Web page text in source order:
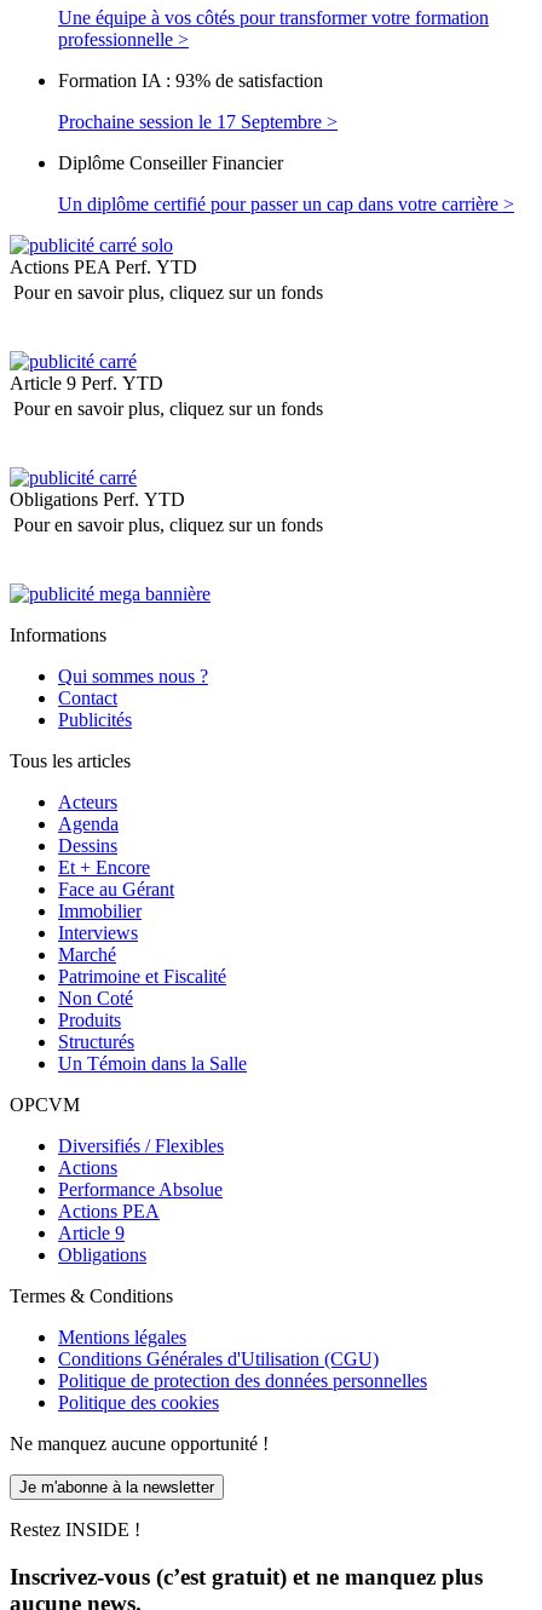
Une équipe à vos côtés pour transformer votre formation
professionnelle >
Formation IA : 93% de satisfaction
Prochaine session le 17 Septembre >
Diplôme Conseiller Financier
Un diplôme certifié pour passer un cap dans votre carrière >
Actions PEA Perf. YTD
Pour en savoir plus, cliquez sur un fonds
Article 9 Perf. YTD
Pour en savoir plus, cliquez sur un fonds
Obligations Perf. YTD
Pour en savoir plus, cliquez sur un fonds
Informations
Qui sommes nous ?
Contact
Publicités
Tous les articles
Acteurs
Agenda
Dessins
Et + Encore
Face au Gérant
Immobilier
Interviews
Marché
Patrimoine et Fiscalité
Non Coté
Produits
Structurés
Un Témoin dans la Salle
OPCVM
Diversifiés / Flexibles
Actions
Performance Absolue
Actions PEA
Article 9
Obligations
Termes & Conditions
Mentions légales
Conditions Générales d'Utilisation (CGU)
Politique de protection des données personnelles
Politique des cookies
Ne manquez aucune opportunité !
Je m'abonne à la newsletter
Restez INSIDE !
Inscrivez-vous (c’est gratuit) et ne manquez plus
aucune news.